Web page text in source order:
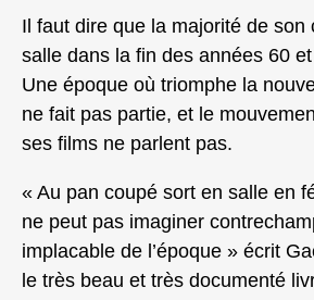
Il faut dire que la majorité de son
salle dans la fin des années 60
Une époque où triomphe la
ne fait pas partie, et le
ses films ne parlent pas.
« Au pan coupé sort en salle en
ne peut pas imaginer
implacable de l’époque » écrit
le très beau et très documenté